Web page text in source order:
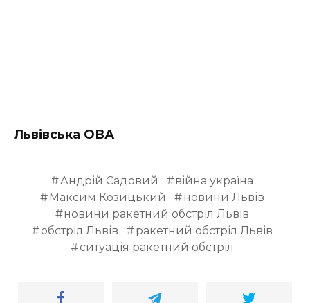
Львівська ОВА
Андрій Садовий
війна україна
Максим Козицький
новини Львів
новини ракетний обстріл Львів
обстріл Львів
ракетний обстріл Львів
ситуація ракетний обстріл